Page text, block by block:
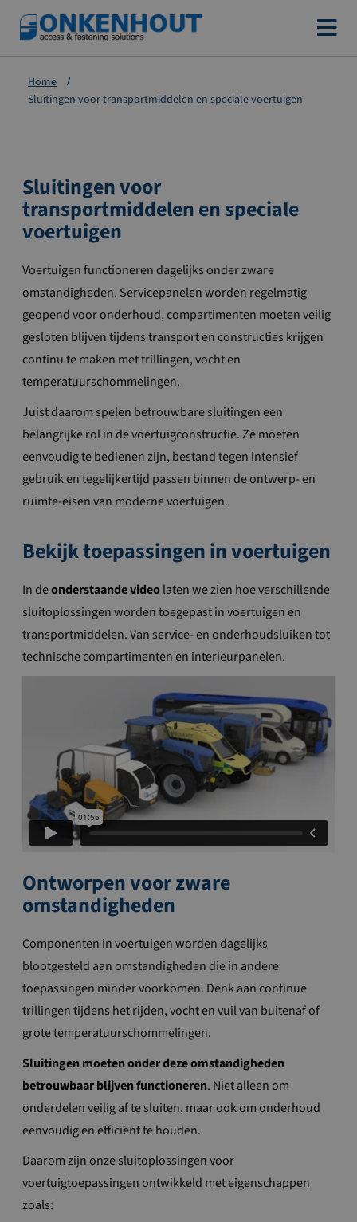
Ga
naar
inhoud
Home
Sluitingen voor transportmiddelen en speciale voertuigen
Sluitingen voor
transportmiddelen en speciale
voertuigen
Voertuigen functioneren dagelijks onder zware
omstandigheden. Servicepanelen worden regelmatig
geopend voor onderhoud, compartimenten moeten veilig
gesloten blijven tijdens transport en constructies krijgen
continu te maken met trillingen, vocht en
temperatuurschommelingen.
Juist daarom spelen betrouwbare sluitingen een
belangrijke rol in de voertuigconstructie. Ze moeten
eenvoudig te bedienen zijn, bestand tegen intensief
gebruik en tegelijkertijd passen binnen de ontwerp- en
ruimte-eisen van moderne voertuigen.
Bekijk toepassingen in voertuigen
In deonderstaande videolaten we zien hoe verschillende
sluitoplossingen worden toegepast in voertuigen en
transportmiddelen. Van service- en onderhoudsluiken tot
technische compartimenten en interieurpanelen.
Ontworpen voor zware
omstandigheden
Componenten in voertuigen worden dagelijks
blootgesteld aan omstandigheden die in andere
toepassingen minder voorkomen. Denk aan continue
trillingen tijdens het rijden, vocht en vuil van buitenaf of
grote temperatuurschommelingen.
Sluitingen moeten onder deze omstandigheden
betrouwbaar blijven functioneren. Niet alleen om
onderdelen veilig af te sluiten, maar ook om onderhoud
eenvoudig en efficiënt te houden.
Daarom zijn onze sluitoplossingen voor
voertuigtoepassingen ontwikkeld met eigenschappen
zoals: